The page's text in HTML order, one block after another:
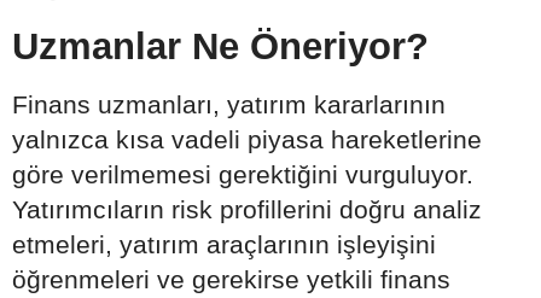
Uzmanlar Ne Öneriyor?
Finans uzmanları, yatırım kararlarının
yalnızca kısa vadeli piyasa hareketlerine
göre verilmemesi gerektiğini vurguluyor.
Yatırımcıların risk profillerini doğru analiz
etmeleri, yatırım araçlarının işleyişini
öğrenmeleri ve gerekirse yetkili finans